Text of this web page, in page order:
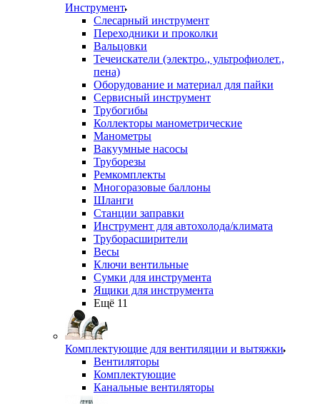
Инструмент
Слесарный инструмент
Переходники и проколки
Вальцовки
Течеискатели (электро., ультрофиолет.,
пена)
Оборудование и материал для пайки
Сервисный инструмент
Трубогибы
Коллекторы манометрические
Манометры
Вакуумные насосы
Труборезы
Ремкомплекты
Многоразовые баллоны
Шланги
Станции заправки
Инструмент для автохолода/климата
Труборасширители
Весы
Ключи вентильные
Сумки для инструмента
Ящики для инструмента
Ещё 11
Комплектующие для вентиляции и вытяжки
Вентиляторы
Комплектующие
Канальные вентиляторы